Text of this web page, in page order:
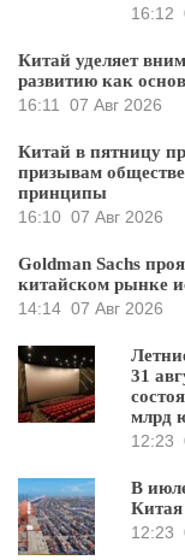
16:12
Китай уделяет
развитию как
16:11
07 Авг 2026
Китай в пятницу
призывам
принципы
16:10 07 Авг 2026
Goldman Sachs
китайском рынке
14:14 07 Авг 2026
31
млрд
12:23
В
Китая
12:23